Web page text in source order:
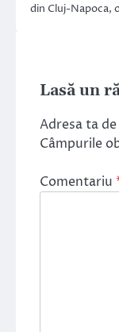
din Cluj-Napoca,
Lasă un
Adresa ta
Câmpurile
Comentariu